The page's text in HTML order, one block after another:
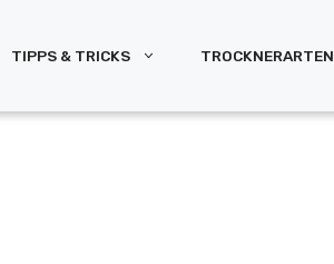
TIPPS & TRICKS TROCKNERARTEN